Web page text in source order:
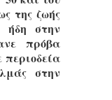
της ζωής
στην
πρόβα
περιοδεία
στην